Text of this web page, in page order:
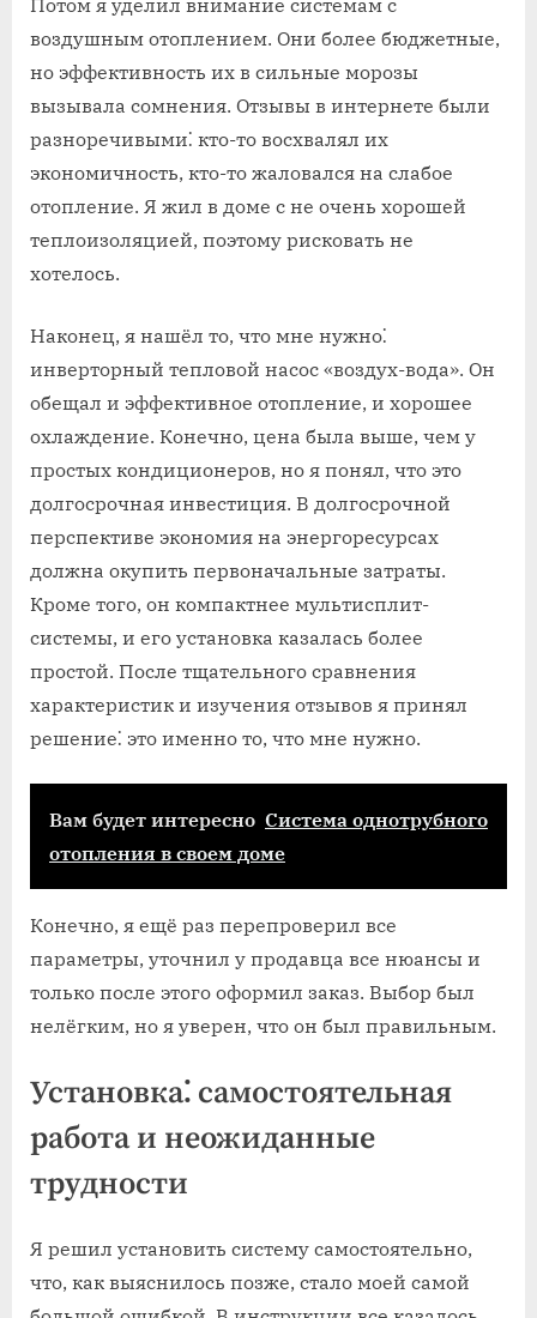
воздушным отоплением. Они более бюджетные,
но эффективность их в сильные морозы
вызывала сомнения. Отзывы в интернете были
разноречивыми⁚ кто-то восхвалял их
экономичность, кто-то жаловался на слабое
отопление. Я жил в доме с не очень хорошей
теплоизоляцией, поэтому рисковать не
хотелось.
Наконец, я нашёл то, что мне нужно⁚
инверторный тепловой насос «воздух-вода». Он
обещал и эффективное отопление, и хорошее
охлаждение. Конечно, цена была выше, чем у
простых кондиционеров, но я понял, что это
долгосрочная инвестиция. В долгосрочной
перспективе экономия на энергоресурсах
должна окупить первоначальные затраты.
Кроме того, он компактнее мультисплит-
системы, и его установка казалась более
простой. После тщательного сравнения
характеристик и изучения отзывов я принял
решение⁚ это именно то, что мне нужно.
Вам будет интересно Система однотрубного
отопления в своем доме
Конечно, я ещё раз перепроверил все
параметры, уточнил у продавца все нюансы и
только после этого оформил заказ. Выбор был
нелёгким, но я уверен, что он был правильным.
Установка⁚ самостоятельная
работа и неожиданные
трудности
Я решил установить систему самостоятельно,
что, как выяснилось позже, стало моей самой